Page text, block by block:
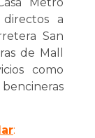
a
San
de Mall
como
: